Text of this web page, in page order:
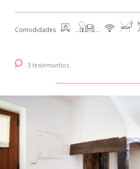
Comodidades
3 testemunhos